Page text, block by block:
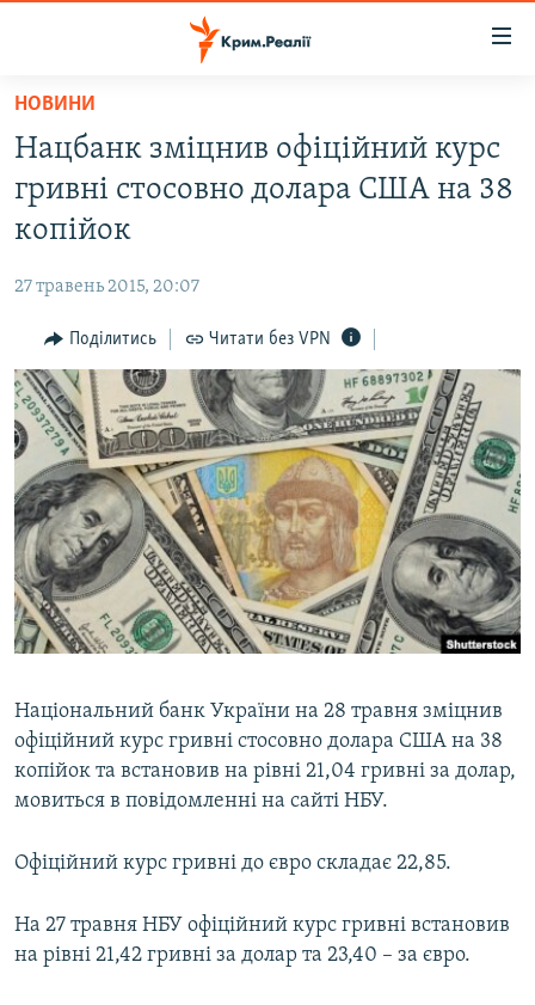
Перейти
основного
матеріалу
Перейти
до
основної
навігації
Перейти
до
пошуку
НОВИНИ
ВОДА.КРИМ
ВІДЕО ТА ФОТО
БЛОГИ
ПОГЛЯД
ІНТЕРВ'Ю
ВСЕ ЗА ДЕНЬ
СПЕЦПРОЕКТИ
ДЕПОРТАЦІЯ
ВІДЕОУРОКИ «ELIFBE»
СВІДЧЕННЯ ОКУПАЦІЇ
УКРАЇНСЬКА ПРОБЛЕМА КРИМУ
ЯК ОБІЙТИ БЛОКУВАННЯ
Русский
Qırımtatar
Усі сайти RFE/RL
НОВИНИ
Нацбанк зміцнив офіційний курс
гривні стосовно долара США на 38
копійок
27 травень 2015, 20:07
Поділитись Читати без VPN
Національний банк України на 28 травня зміцнив
офіційний курс гривні стосовно долара США на 38
копійок та встановив на рівні 21,04 гривні за долар,
мовиться в повідомленні на сайті НБУ.
Офіційний курс гривні до євро складає 22,85.
На 27 травня НБУ офіційний курс гривні встановив
на рівні 21,42 гривні за долар та 23,40 – за євро.